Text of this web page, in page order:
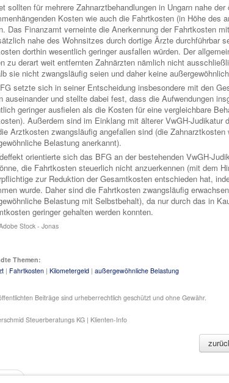
sollten für mehrere Zahnarztbehandlungen in Ungarn nahe
Kosten wie auch die Fahrtkosten (in Höhe des
Das Finanzamt verneinte die Anerkennung der Fahrtkosten
nahe des Wohnsitzes durch dortige Ärzte durchführbar
dorthin wesentlich geringer ausfallen würden. Der
zu derart weit entfernten Zahnärzten nämlich nicht
sie nicht zwangsläufig seien und daher keine
setzte sich in seiner Entscheidung insbesondere mit den
auseinander und stellte dabei fest, dass die Aufwendungen
geringer ausfielen als die Kosten für eine vergleichbare
Außerdem sind im Einklang mit älterer VwGH-
Arztkosten zwangsläufig angefallen sind (die
Belastung anerkannt).
orientierte sich das BFG an der bestehenden VwGH-
die Fahrtkosten steuerlich nicht anzuerkennen (mit dem
zur Reduktion der Gesamtkosten entschieden hat,
wurde. Daher sind die Fahrtkosten zwangsläufig
Belastung mit Selbstbehalt), da nur durch das in
geringer gehalten werden konnten.
Stock - Jonas
Themen:
| Fahrtkosten | Kilometergeld | außergewöhnliche Belastung
Beiträge sind urheberrechtlich geschützt und ohne Gewähr.
Steuerberatungs KG | Klienten-Info